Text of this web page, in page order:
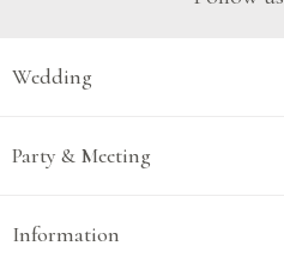
Wedding
Party & Meeting
Information